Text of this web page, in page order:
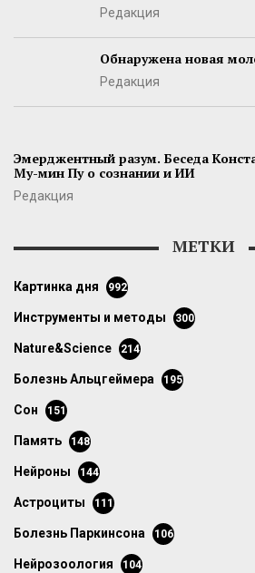
Редакция
Обнаружена новая
Редакция
Эмерджентный разум. Беседа
Му-мин Пу о сознании и ИИ
Редакция
МЕТКИ
картинка дня 992
инструменты и методы 300
Nature&Science 214
болезнь Альцгеймера 195
сон 151
память 148
нейроны 144
астроциты 111
болезнь Паркинсона 106
нейрозоология 104